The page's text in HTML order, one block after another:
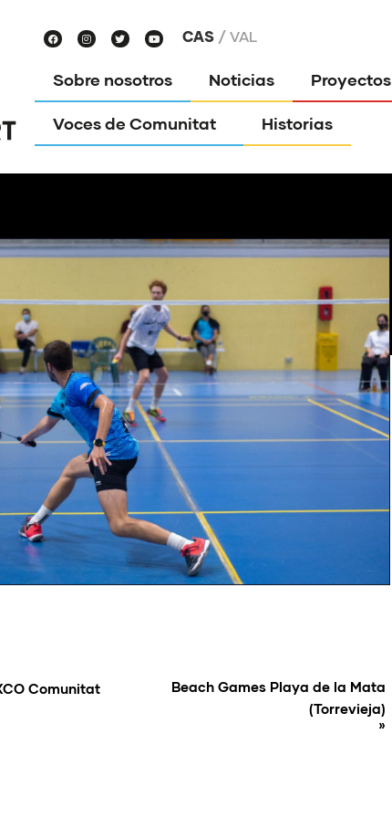
CAS VAL
Sobre nosotros Noticias Proyectos
Voces de Comunitat Historias
Comunitat
Beach Games Playa de la Mata
(Torrevieja)
»